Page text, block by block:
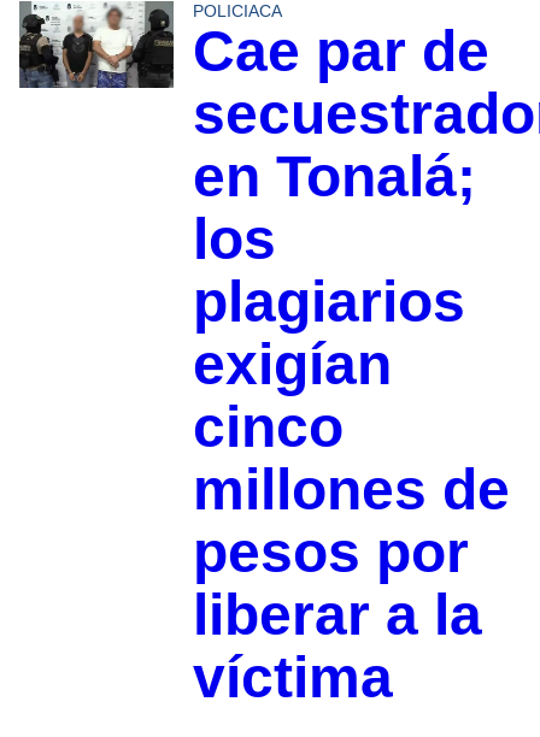
POLICIACA
Cae par de
en Tonalá;
los
plagiarios
exigían
cinco
millones de
pesos por
liberar a la
víctima